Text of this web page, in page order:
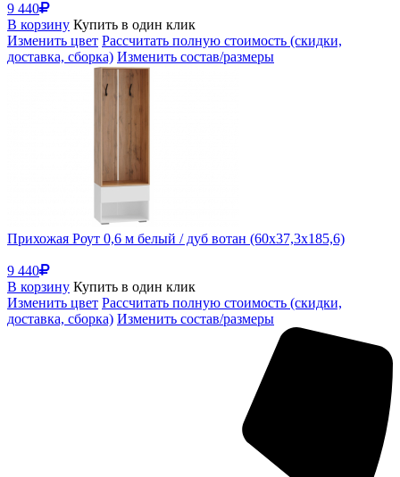
9 440
В корзину Купить в один клик
Изменить цвет Рассчитать полную стоимость (скидки,
доставка, сборка) Изменить состав/размеры
Прихожая Роут 0,6 м белый / дуб вотан (60x37,3x185,6)
9 440
В корзину Купить в один клик
Изменить цвет Рассчитать полную стоимость (скидки,
доставка, сборка) Изменить состав/размеры